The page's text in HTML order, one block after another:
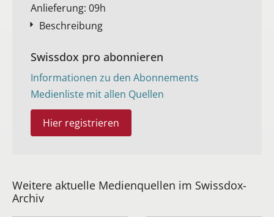
Anlieferung: 09h
Beschreibung
Swissdox pro abonnieren
Informationen zu den Abonnements
Medienliste mit allen Quellen
Hier registrieren
Weitere aktuelle Medienquellen im Swissdox-
Archiv